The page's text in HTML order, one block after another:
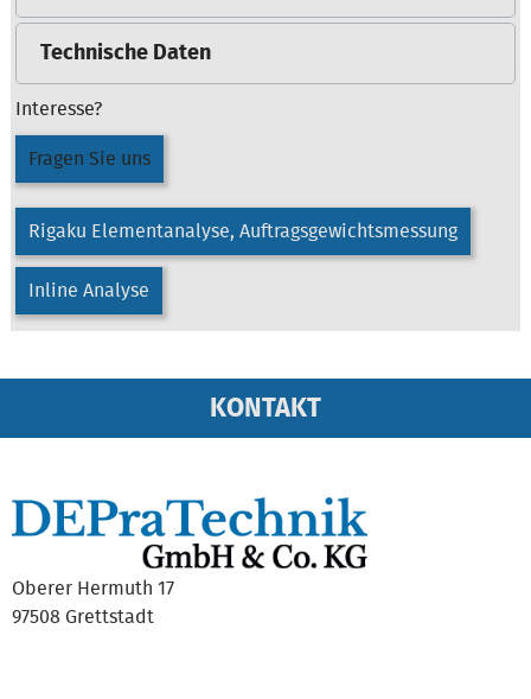
Technische Daten
Interesse?
Fragen Sie uns
Rigaku Elementanalyse, Auftragsgewichtsmessung
Inline Analyse
KONTAKT
Oberer Hermuth 17
97508 Grettstadt